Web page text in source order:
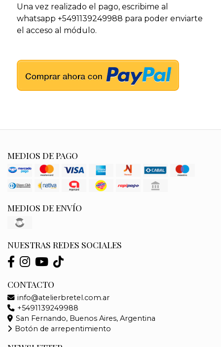
Una vez realizado el pago, escribime al
whatsapp +5491139249988 para poder enviarte
el acceso al módulo.
MEDIOS DE PAGO
MEDIOS DE ENVÍO
NUESTRAS REDES SOCIALES
CONTACTO
info@atelierbretel.com.ar
+5491139249988
San Fernando, Buenos Aires, Argentina
Botón de arrepentimiento